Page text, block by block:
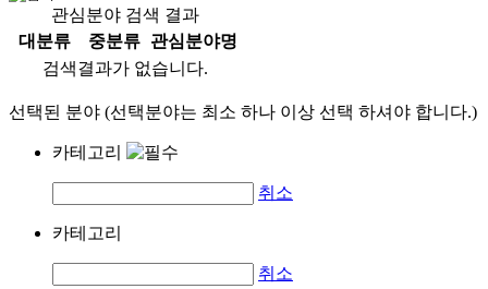
관심분야 검색 결과
대분류
중분류
관심분야명
검색결과가 없습니다.
선택된 분야 (선택분야는 최소 하나 이상 선택 하셔야 합니다.)
카테고리
취소
카테고리
취소